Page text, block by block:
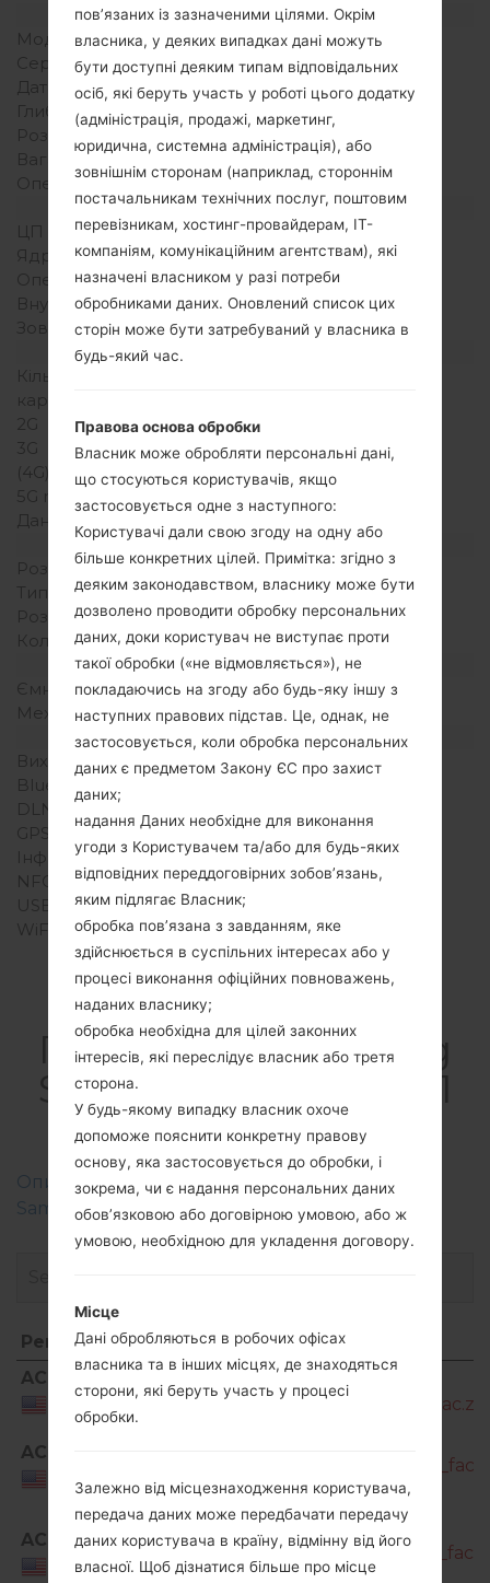
Модель та її характеристики
Модель
SamsungSM-A716U1
Серія
Galaxy A71 5G
Дата випуску
Глибина
Розміри (ширина/висота)
Вага
Операційна система
Android R 11
Апаратне забезпечення
ЦП (процесор)
Ядра процесора
Оперативна память
Внутрішня память
Зовнішня память
Мережа та дані
Кількість місць для сім
карт
2G
3G
(4G) LTE
5G network
Дані
Дисплей
Розмір екрану
Тип екрану
Розширення екрану
Кольори екрану
Акамулятор і клавіатура
Ємність акумулятора
Механічна клавіатура
Інтерфейси
Вихід для аудіо
Bluetooth
DLNA
GPS
Інфрачервоний порт
NFC
USB
WiFi
ПрошивкиSamsung
SM-A716U1Galaxy A71
5G
Описання регіонів прошивок телефонів
Samsung
Регіон
Назва файлу
Регіон
Назва файлу
ACG
A716U1_1_20210216153106_04fxelg1nj_fac.zip
ACG
USA
ACG
USA
SM-
пов’язаних із зазначеними цілями. Окрім
власника, у деяких випадках дані можуть
бути доступні деяким типам відповідальних
осіб, які беруть участь у роботі цього додатку
(адміністрація, продажі, маркетинг,
юридична, системна адміністрація), або
зовнішнім сторонам (наприклад, стороннім
постачальникам технічних послуг, поштовим
перевізникам, хостинг-провайдерам, ІТ-
компаніям, комунікаційним агентствам), які
назначені власником у разі потреби
обробниками даних. Оновлений список цих
сторін може бути затребуваний у власника в
будь-який час.
Правова основа обробки
Власник може обробляти персональні дані,
що стосуються користувачів, якщо
застосовується одне з наступного:
Користувачі дали свою згоду на одну або
більше конкретних цілей. Примітка: згідно з
деяким законодавством, власнику може бути
дозволено проводити обробку персональних
даних, доки користувач не виступає проти
такої обробки («не відмовляється»), не
покладаючись на згоду або будь-яку іншу з
наступних правових підстав. Це, однак, не
застосовується, коли обробка персональних
даних є предметом Закону ЄС про захист
даних;
надання Даних необхідне для виконання
угоди з Користувачем та/або для будь-яких
відповідних переддоговірних зобов’язань,
яким підлягає Власник;
обробка пов’язана з завданням, яке
здійснюється в суспільних інтересах або у
процесі виконання офіційних повноважень,
наданих власнику;
обробка необхідна для цілей законних
інтересів, які переслідує власник або третя
сторона.
У будь-якому випадку власник охоче
допоможе пояснити конкретну правову
основу, яка застосовується до обробки, і
зокрема, чи є надання персональних даних
обов’язковою або договірною умовою, або ж
умовою, необхідною для укладення договору.
Місце
Дані обробляються в робочих офісах
власника та в інших місцях, де знаходяться
сторони, які беруть участь у процесі
обробки.
Залежно від місцезнаходження користувача,
передача даних може передбачати передачу
даних користувача в країну, відмінну від його
власної. Щоб дізнатися більше про місце